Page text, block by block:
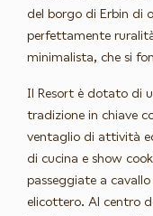
del borgo di Erbin di
perfettamente
minimalista, che si
Il Resort è dotato di
tradizione in chiave
ventaglio di attività
di cucina e show
passeggiate a
elicottero. Al centro